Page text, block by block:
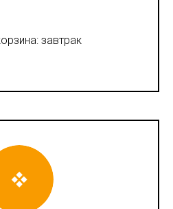
завтрак